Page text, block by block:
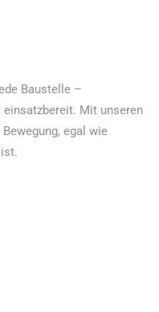
Baustelle –
Mit unseren
egal wie